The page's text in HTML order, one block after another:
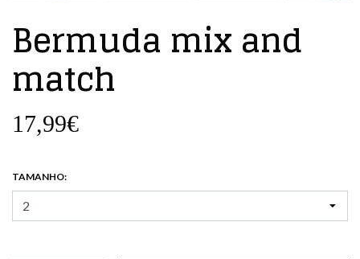
Bermuda mix and
match
17,99€
TAMANHO: